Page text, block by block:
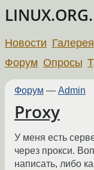
Новости Галерея
Форум Опросы
Форум — Admin
Proxy
У меня есть
через прокси.
написать, либо